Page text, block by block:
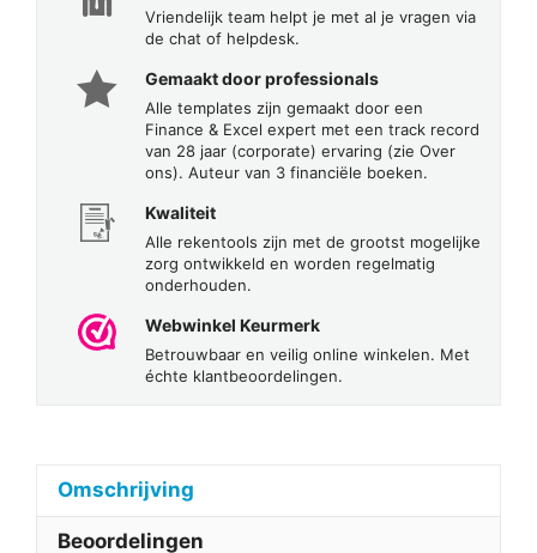
Vriendelijk team helpt je met al je vragen via
de chat of helpdesk.
Gemaakt door professionals
Alle templates zijn gemaakt door een
Finance & Excel expert met een track record
van 28 jaar (corporate) ervaring (zie Over
ons). Auteur van 3 financiële boeken.
Kwaliteit
Alle rekentools zijn met de grootst mogelijke
zorg ontwikkeld en worden regelmatig
onderhouden.
Webwinkel Keurmerk
Betrouwbaar en veilig online winkelen. Met
échte klantbeoordelingen.
Omschrijving
Beoordelingen